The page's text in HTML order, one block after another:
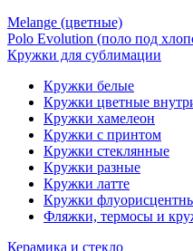
Melange (цветные)
Polo Evolution (поло под
Кружки для сублимации
Кружки белые
Кружки цветные
Кружки хамелеон
Кружки c принтом
Кружки стеклянные
Кружки разные
Кружки латте
Кружки
Фляжки, термосы и
Керамика и стекло